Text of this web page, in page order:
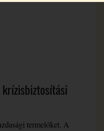
termelőket. A